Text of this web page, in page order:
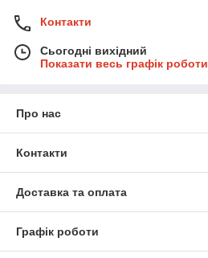
Контакти
Сьогодні вихідний
Показати весь графік роботи
Про нас
Контакти
Доставка та оплата
Графік роботи